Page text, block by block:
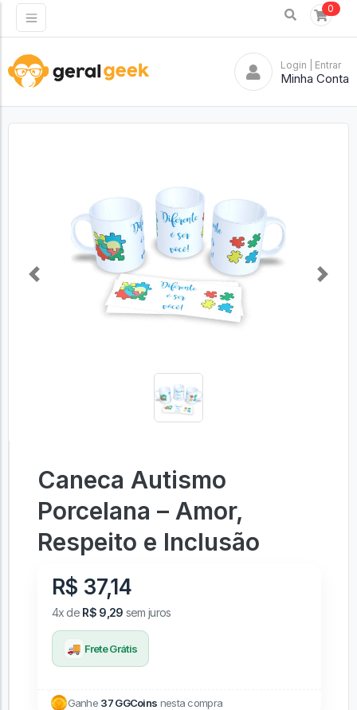
0
Login | Entrar
Minha Conta
Previous Next
Caneca Autismo
Porcelana – Amor,
Respeito e Inclusão
R$ 37,14
4x de R$ 9,29 sem juros
🚚 Frete Grátis
Ganhe 37 GGCoins nesta compra